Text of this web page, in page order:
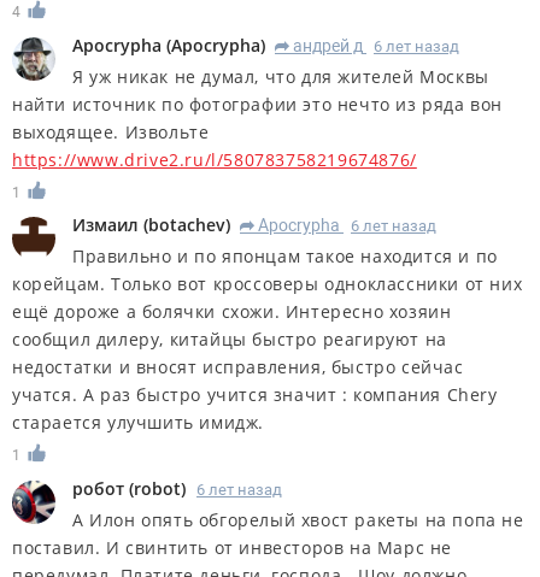
4
Apocrypha (Apocrypha) R андрей д 6 лет назад
Я уж никак не думал, что для жителей Москвы
найти источник по фотографии это нечто из ряда вон
выходящее. Извольте
https://www.drive2.ru/l/580783758219674876/
1
Измаил (botachev) R Apocrypha 6 лет назад
Правильно и по японцам такое находится и по
корейцам. Только вот кроссоверы одноклассники от них
ещё дороже а болячки схожи. Интересно хозяин
сообщил дилеру, китайцы быстро реагируют на
недостатки и вносят исправления, быстро сейчас
учатся. А раз быстро учится значит : компания Chery
старается улучшить имидж.
1
робот (robot) 6 лет назад
А Илон опять обгорелый хвост ракеты на попа не
поставил. И свинтить от инвесторов на Марс не